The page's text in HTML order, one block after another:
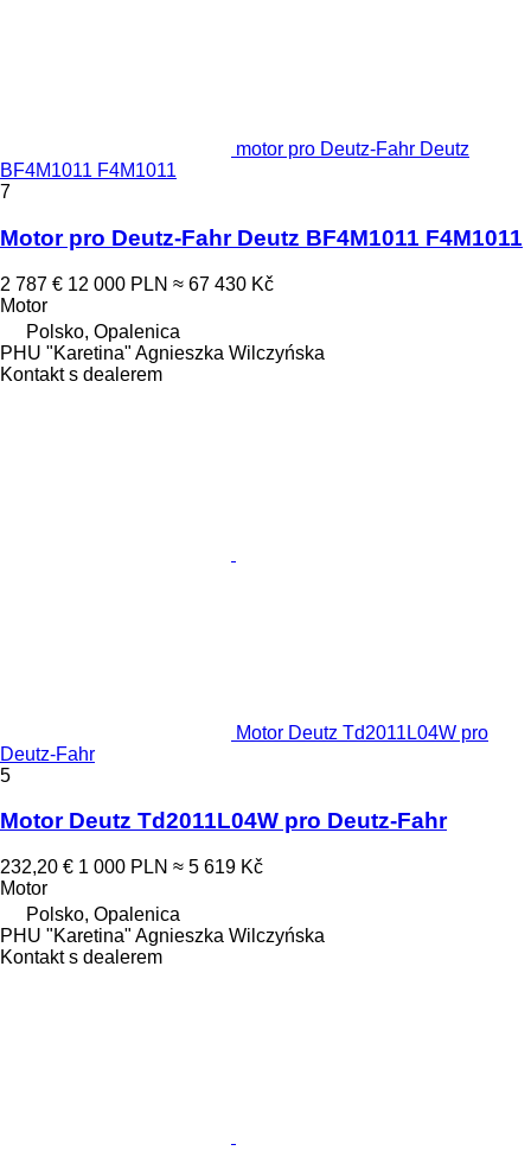
motor pro Deutz-Fahr Deutz
BF4M1011 F4M1011
7
Motor pro Deutz-Fahr Deutz BF4M1011 F4M1011
2 787 € 12 000 PLN ≈ 67 430 Kč
Motor
Polsko, Opalenica
PHU "Karetina" Agnieszka Wilczyńska
Kontakt s dealerem
Motor Deutz Td2011L04W pro
Deutz-Fahr
5
Motor Deutz Td2011L04W pro Deutz-Fahr
232,20 € 1 000 PLN ≈ 5 619 Kč
Motor
Polsko, Opalenica
PHU "Karetina" Agnieszka Wilczyńska
Kontakt s dealerem